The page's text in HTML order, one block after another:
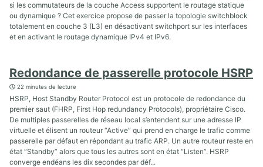
si les commutateurs de la couche Access supportent le routage statique
ou dynamique ? Cet exercice propose de passer la topologie switchblock
totalement en couche 3 (L3) en désactivant switchport sur les interfaces
et en activant le routage dynamique IPv4 et IPv6.
Redondance de passerelle protocole HSRP
22 minutes de lecture
HSRP, Host Standby Router Protocol est un protocole de redondance du
premier saut (FHRP, First Hop redundancy Protocols), propriétaire Cisco.
De multiples passerelles de réseau local s’entendent sur une adresse IP
virtuelle et élisent un routeur “Active” qui prend en charge le trafic comme
passerelle par défaut en répondant au trafic ARP. Un autre routeur reste en
état “Standby” alors que tous les autres sont en état “Listen”. HSRP
converge endéans les dix secondes par déf...